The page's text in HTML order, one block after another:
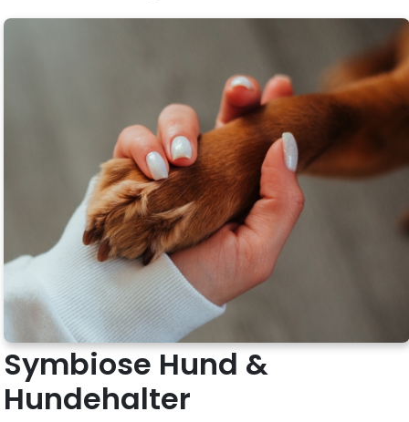
Symbiose Hund &
Hundehalter